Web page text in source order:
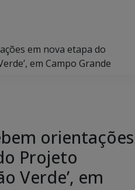
em nova etapa do
em Campo Grande
orientações
Projeto
Verde’, em